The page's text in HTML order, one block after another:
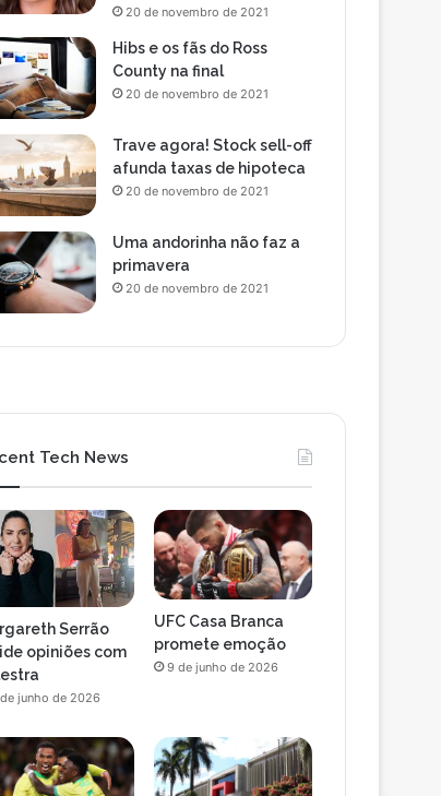
20 de novembro de 2021
Hibs e os fãs do Ross
County na final
20 de novembro de 2021
Trave agora! Stock sell-off
afunda taxas de hipoteca
20 de novembro de 2021
Uma andorinha não faz a
primavera
20 de novembro de 2021
Tech News
Serrão
opiniões com
junho de 2026
UFC Casa Branca
promete emoção
9 de junho de 2026